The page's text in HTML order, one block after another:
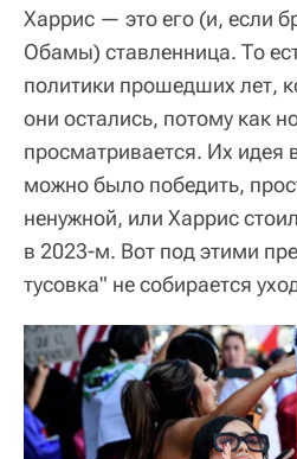
Харрис — это его (и, если
Обамы) ставленница. То
политики прошедших лет,
они остались, потому как
просматривается. Их идея
можно было победить,
ненужной, или Харрис
в 2023-м. Вот под этими
тусовка" не собирается